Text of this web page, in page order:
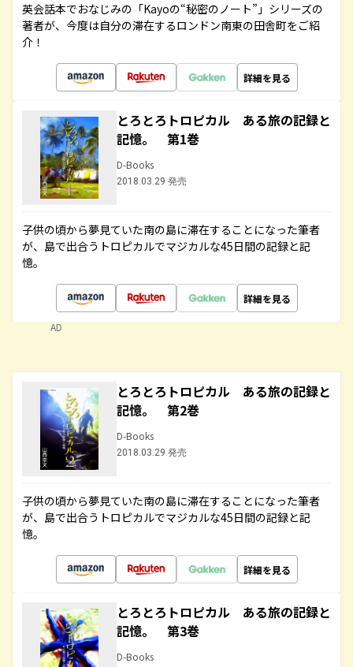
英会話本でおなじみの「Kayoの“秘密のノート”」シリーズの
著者が、今度は自分の滞在するロンドン南東の田舎町をご紹
介！
詳細を見る
とろとろトロピカル ある旅の記録と
記憶。 第1巻
D-Books
2018.03.29 発売
子供の頃から夢見ていた南の島に滞在することになった筆者
が、島で出合うトロピカルでマジカルな45日間の記録と記
憶。
詳細を見る
AD
とろとろトロピカル ある旅の記録と
記憶。 第2巻
D-Books
2018.03.29 発売
子供の頃から夢見ていた南の島に滞在することになった筆者
が、島で出合うトロピカルでマジカルな45日間の記録と記
憶。
詳細を見る
とろとろトロピカル ある旅の記録と
記憶。 第3巻
D-Books